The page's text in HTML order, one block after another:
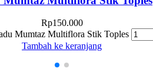
Rp150.000
Mumtaz Multiflora Stik Toples
Tambah ke keranjang